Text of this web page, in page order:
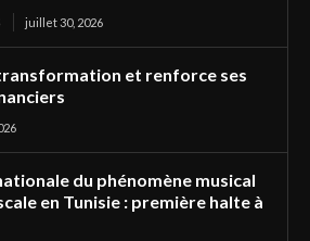
juillet 30, 2026
et renforce ses
du phénomène musical
en Tunisie : première halte à